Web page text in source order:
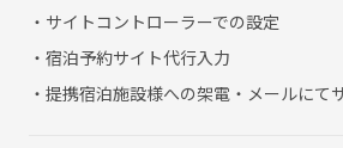
・サイトコントローラーでの設定
・宿泊予約サイト代行入力
・提携宿泊施設様への架電・メールに